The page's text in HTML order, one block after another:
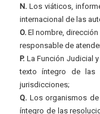
N. Los viáticos,
internacional de las
O. El nombre,
responsable de
P. La Función Judicial
texto íntegro de las
jurisdicciones;
Q. Los organismos
íntegro de las